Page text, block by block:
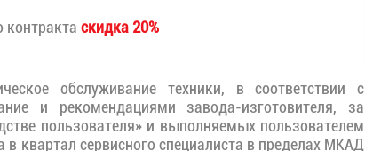
контракта скидка 20%
обслуживание техники, в соответствии с
и рекомендациями завода-изготовителя, за
пользователя» и выполняемых пользователем
квартал сервисного специалиста в пределах МКАД